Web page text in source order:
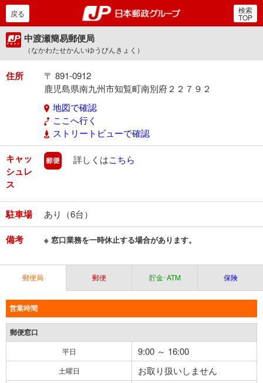
郵便局・日本郵政グルー
戻る 検索
TOP
中渡瀬簡易郵便局
（なかわたせかんいゆうびんきょく）
住所
〒 891-0912
鹿児島県南九州市知覧町南別府２２７９２
地図で確認
ここへ行く
ストリートビューで確認
キャッ
シュレ
ス
郵便
詳しくはこちら
駐車場 あり（6台）
備考 ※ 窓口業務を一時休止する場合があります。
郵便局 郵便 貯金･ATM 保険
営業時間
郵便窓口
平日 9:00 ～ 16:00
土曜日 お取り扱いしません